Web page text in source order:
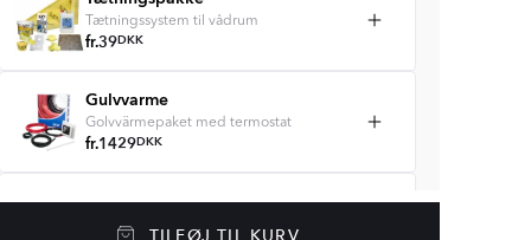
Tætningssystem til vådrum
fr.39DKK
Gulvvarme
Golvvärmepaket med termostat
fr.1429DKK
Vådrumssilikone
Se farver og beregn den rette mængde
TILFØJ TIL KURV